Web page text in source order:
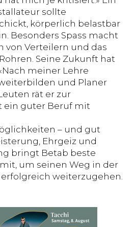
sollte
körperlich belastbar
Besonders Spass macht
von Verteilern und das
Seine Zukunft hat
meiner Lehre
und Planer
rät er zur
ein guter Beruf mit
– und gut
Ehrgeiz und
bringt Betab beste
um seinen Weg in der
weiterzugehen.